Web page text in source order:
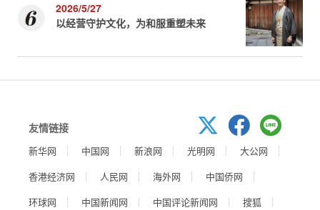
2026/5/27
以经营守护文化，为和服重塑未来
友情链接
新华网 中国网 新浪网 光明网
大公网
香港经济网
人民网 海外网
中国侨网
环球网
中国新闻网 中国评论新闻网
搜狐